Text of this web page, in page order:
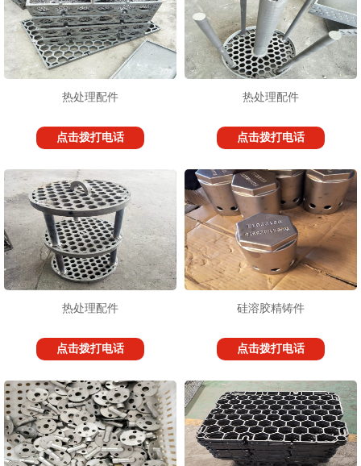
热处理配件
点击拨打电话
热处理配件
点击拨打电话
热处理配件
点击拨打电话
硅溶胶精铸件
点击拨打电话